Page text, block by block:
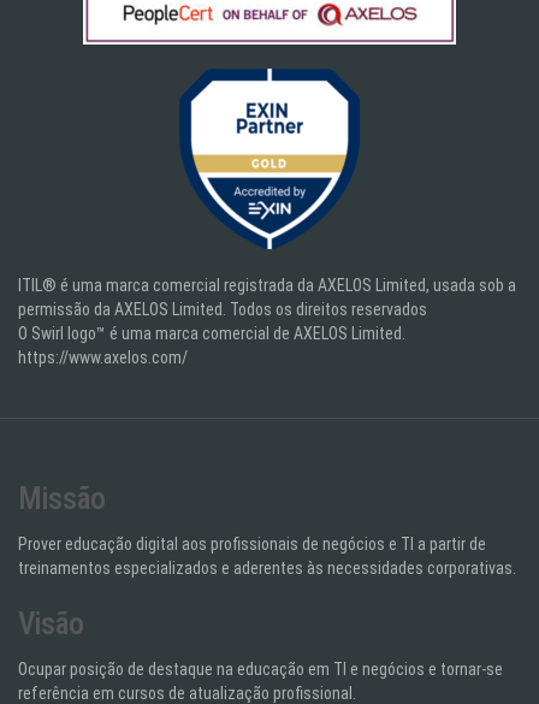
ITIL® é uma marca comercial registrada da AXELOS Limited, usada sob a
permissão da AXELOS Limited. Todos os direitos reservados
O Swirl logo™ é uma marca comercial de AXELOS Limited.
https://www.axelos.com/
Missão
Prover educação digital aos profissionais de negócios e TI a partir de
treinamentos especializados e aderentes às necessidades corporativas.
Visão
Ocupar posição de destaque na educação em TI e negócios e tornar-se
referência em cursos de atualização profissional.